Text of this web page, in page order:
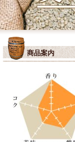
商品案内